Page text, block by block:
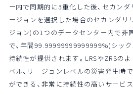
ー内で同期的に3重化した後、セカン
ージョンを選択した場合のセカンダリ
ジョン)の1つのデータセンター内で非
で、年間99.99999999999999%(シッ
持続性が提供されます。LRSやZRSの
ベル、リージョンレベルの災害発生時
ができる、非常に持続性の高いサービス